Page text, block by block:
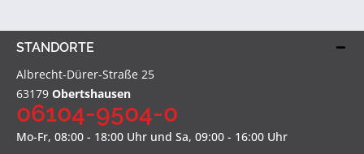
STANDORTE
Albrecht-Dürer-Straße 25
63179 Obertshausen
06104-9504-0
Mo-Fr, 08:00 - 18:00 Uhr und Sa, 09:00 - 16:00 Uhr